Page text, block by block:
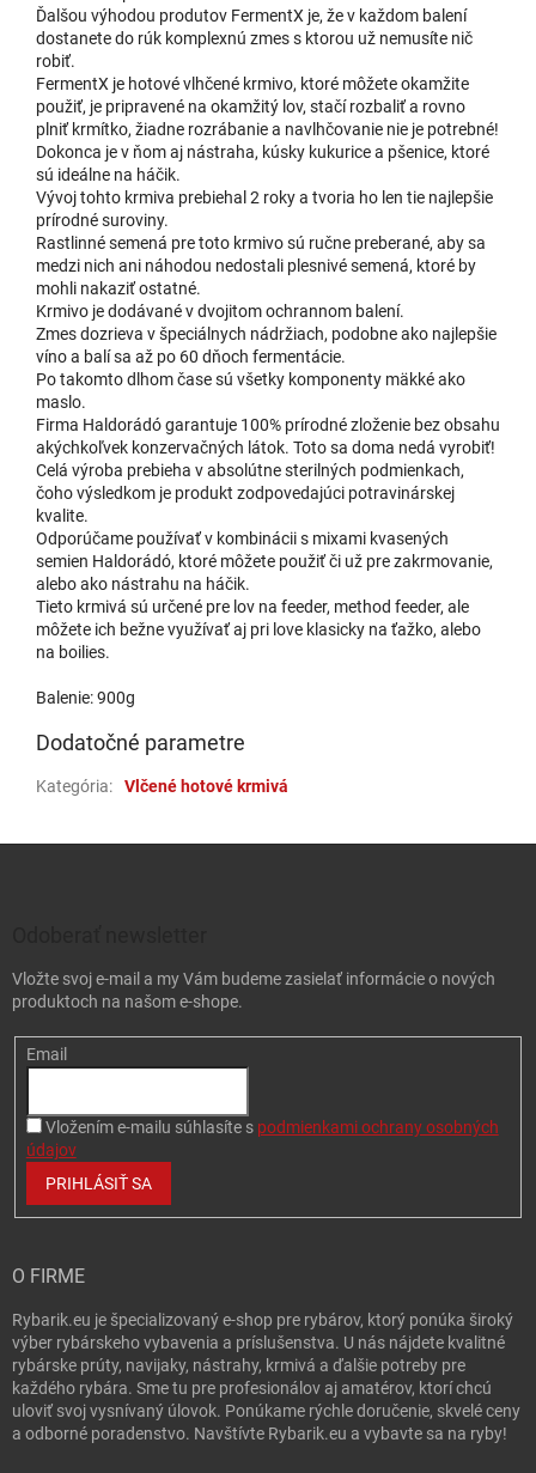
Ďalšou výhodou produtov FermentX je, že v každom balení
dostanete do rúk komplexnú zmes s ktorou už nemusíte nič
robiť.
FermentX je hotové vlhčené krmivo, ktoré môžete okamžite
použiť, je pripravené na okamžitý lov, stačí rozbaliť a rovno
plniť krmítko, žiadne rozrábanie a navlhčovanie nie je potrebné!
Dokonca je v ňom aj nástraha, kúsky kukurice a pšenice, ktoré
sú ideálne na háčik.
Vývoj tohto krmiva prebiehal 2 roky a tvoria ho len tie najlepšie
prírodné suroviny.
Rastlinné semená pre toto krmivo sú ručne preberané, aby sa
medzi nich ani náhodou nedostali plesnivé semená, ktoré by
mohli nakaziť ostatné.
Krmivo je dodávané v dvojitom ochrannom balení.
Zmes dozrieva v špeciálnych nádržiach, podobne ako najlepšie
víno a balí sa až po 60 dňoch fermentácie.
Po takomto dlhom čase sú všetky komponenty mäkké ako
maslo.
Firma Haldorádó garantuje 100% prírodné zloženie bez obsahu
akýchkoľvek konzervačných látok. Toto sa doma nedá vyrobiť!
Celá výroba prebieha v absolútne sterilných podmienkach,
čoho výsledkom je produkt zodpovedajúci potravinárskej
kvalite.
Odporúčame používať v kombinácii s mixami kvasených
semien Haldorádó, ktoré môžete použiť či už pre zakrmovanie,
alebo ako nástrahu na háčik.
Tieto krmivá sú určené pre lov na feeder, method feeder, ale
môžete ich bežne využívať aj pri love klasicky na ťažko, alebo
na boilies.
Balenie: 900g
Dodatočné parametre
Kategória: Vlčené hotové krmivá
Vložte svoj e-mail a my Vám budeme zasielať informácie o nových
produktoch na našom e-shope.
Email
Vložením e-mailu súhlasíte s podmienkami ochrany osobných
údajov
PRIHLÁSIŤ SA
O FIRME
Rybarik.eu je špecializovaný e-shop pre rybárov, ktorý ponúka široký
výber rybárskeho vybavenia a príslušenstva. U nás nájdete kvalitné
rybárske prúty, navijaky, nástrahy, krmivá a ďalšie potreby pre
každého rybára. Sme tu pre profesionálov aj amatérov, ktorí chcú
uloviť svoj vysnívaný úlovok. Ponúkame rýchle doručenie, skvelé ceny
a odborné poradenstvo. Navštívte Rybarik.eu a vybavte sa na ryby!